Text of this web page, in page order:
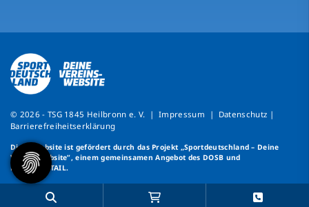
© 2026 - TSG 1845 Heilbronn e. V. |Impressum | Datenschutz |
Barrierefreiheitserklärung
Diese Website ist gefördert durch das Projekt „Sportdeutschland – Deine
Vereinswebsite”, einem gemeinsamen Angebot des DOSB und
NETZCOCKTAIL.